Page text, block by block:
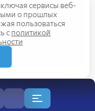
организации
2025
сервисы веб-
о прошлых
пользоваться
с политикой